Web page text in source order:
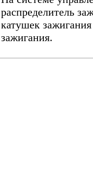
распределитель
катушек
зажигания.